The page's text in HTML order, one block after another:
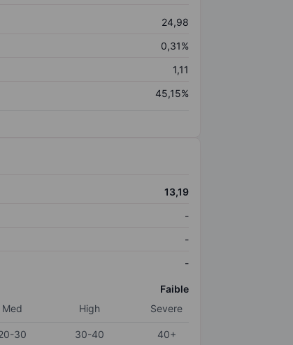
24,98
0,31%
1,11
45,15%
13,19
-
-
-
Faible
Med High Severe
30 30-40
40+